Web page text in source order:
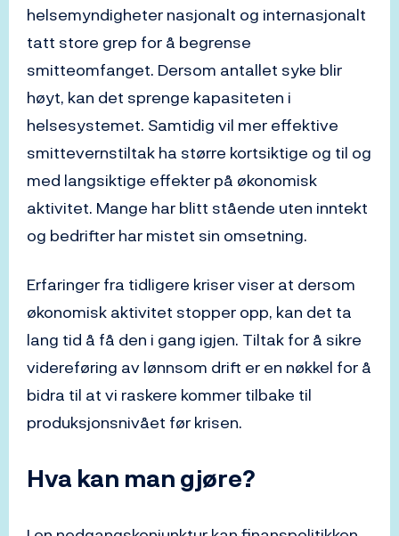
helsemyndigheter nasjonalt og internasjonalt
tatt store grep for å begrense
smitteomfanget. Dersom antallet syke blir
høyt, kan det sprenge kapasiteten i
helsesystemet. Samtidig vil mer effektive
smittevernstiltak ha større kortsiktige og til og
med langsiktige effekter på økonomisk
aktivitet. Mange har blitt stående uten inntekt
og bedrifter har mistet sin omsetning.
Erfaringer fra tidligere kriser viser at dersom
økonomisk aktivitet stopper opp, kan det ta
lang tid å få den i gang igjen. Tiltak for å sikre
videreføring av lønnsom drift er en nøkkel for å
bidra til at vi raskere kommer tilbake til
produksjonsnivået før krisen.
Hva kan man gjøre?